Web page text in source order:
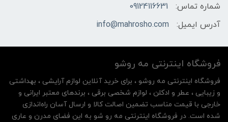
شماره تماس:
09124116631
آدرس ایمیل:
info@mahrosho.com
فروشگاه اینترنتی مه‌ رو‌شو
فروشگاه اینترنتی مه‌ رو‌شو ، برای خرید آنلاین لوازم آرایشی ، بهداشتی
و زیبایی ، عطر و ادکلن ، لوازم شخصی برقی ، برندهای معتبر ایرانی و
خارجی با قیمت مناسب تضمین اصالت کالا و ارسال آسان راه‌اندازی
شده است. در فروشگاه اینترنتی مه رو شو به این فضای مدرن و عاری